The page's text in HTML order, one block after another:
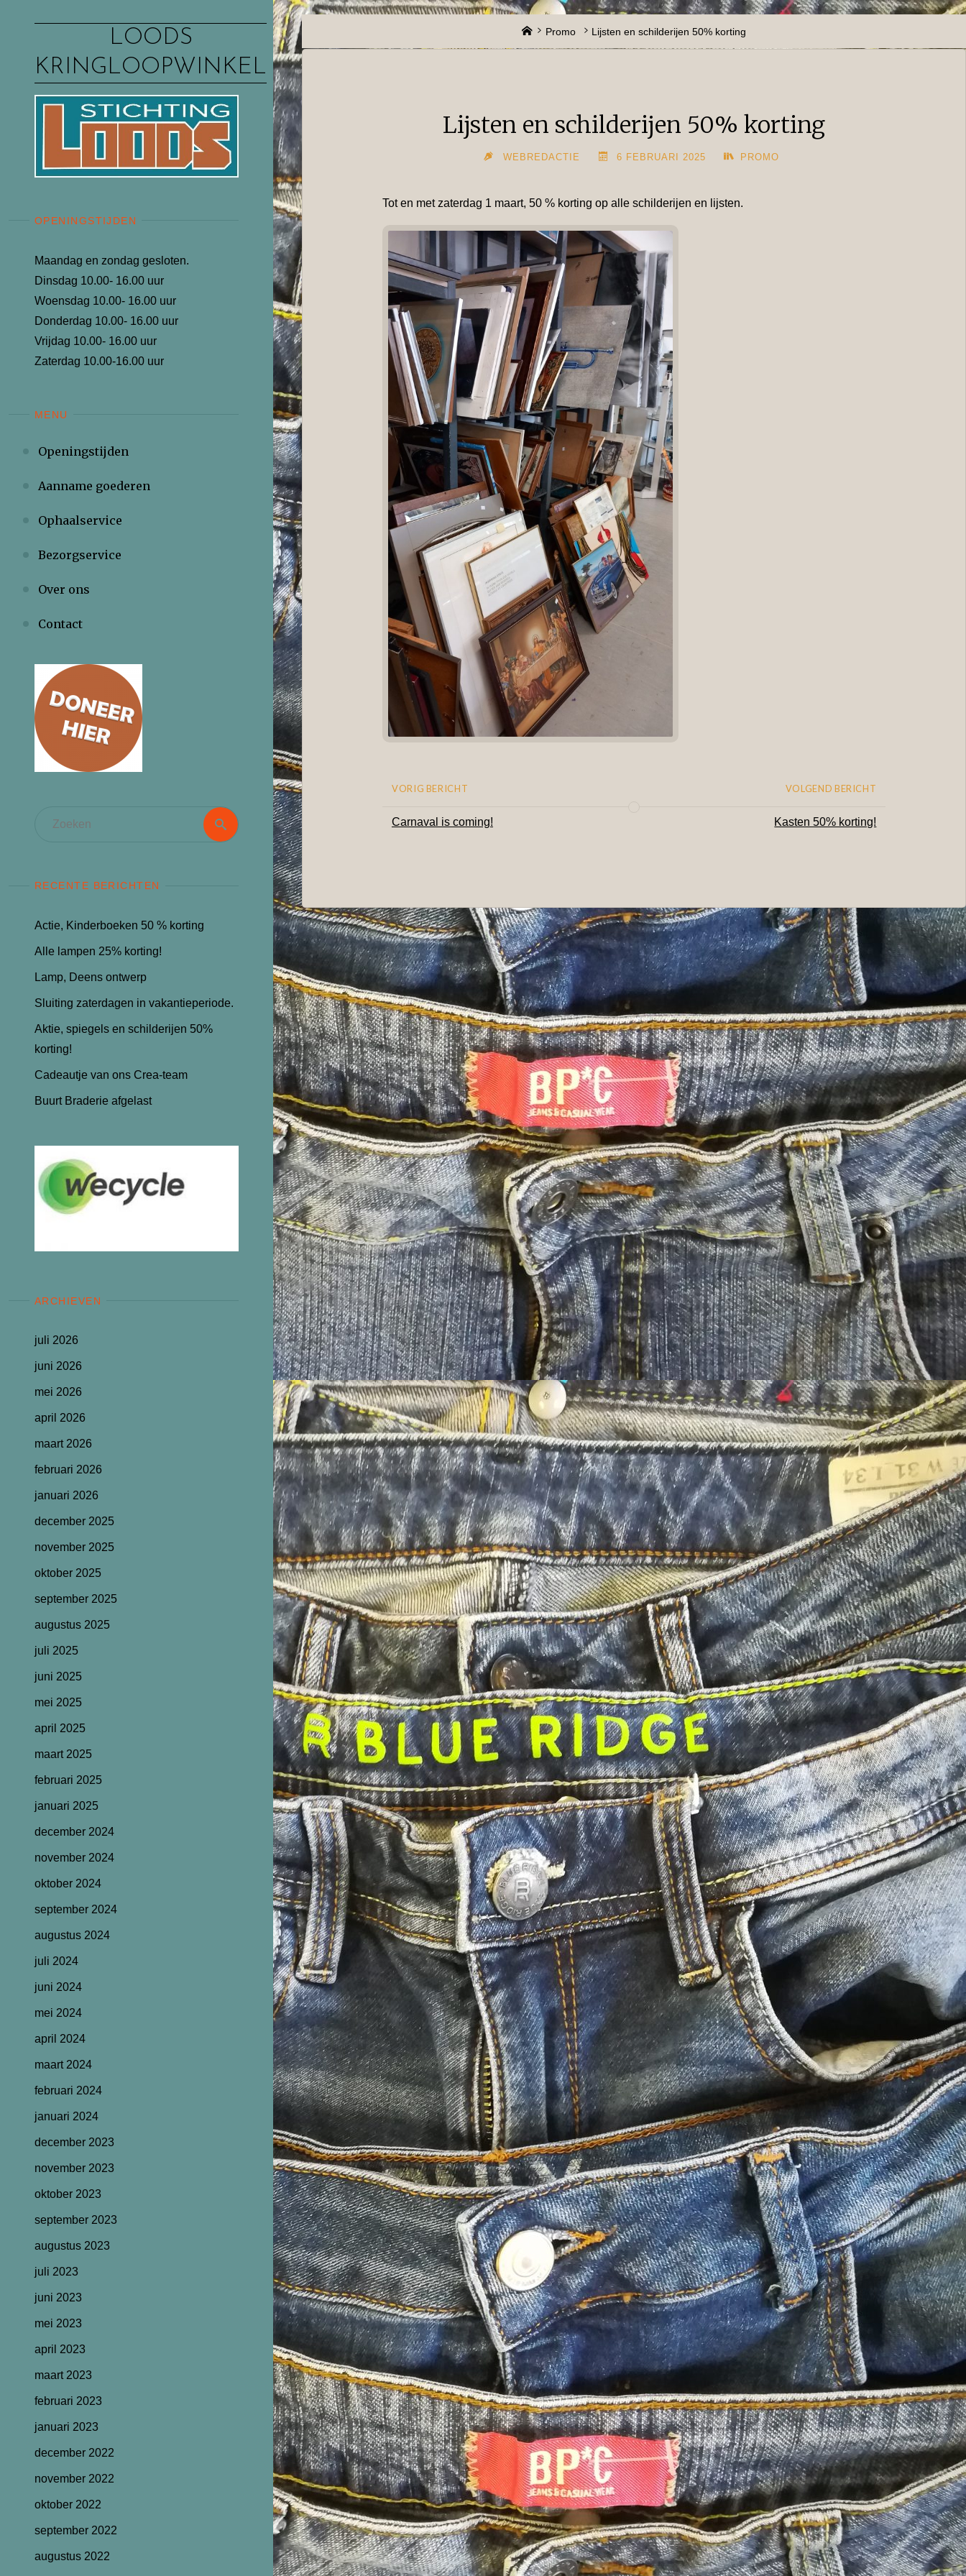
LOODS
KRINGLOOPWINKEL
OPENINGSTIJDEN
Maandag en zondag gesloten.
Dinsdag 10.00- 16.00 uur
Woensdag 10.00- 16.00 uur
Donderdag 10.00- 16.00 uur
Vrijdag 10.00- 16.00 uur
Zaterdag 10.00-16.00 uur
MENU
Openingstijden
Aanname goederen
Ophaalservice
Bezorgservice
Over ons
Contact
Zoeken
Zoeken
RECENTE BERICHTEN
Actie, Kinderboeken 50 % korting
Alle lampen 25% korting!
Lamp, Deens ontwerp
Sluiting zaterdagen in vakantieperiode.
Aktie, spiegels en schilderijen 50%
korting!
Cadeautje van ons Crea-team
Buurt Braderie afgelast
ARCHIEVEN
juli 2026
juni 2026
mei 2026
april 2026
maart 2026
februari 2026
januari 2026
december 2025
november 2025
oktober 2025
september 2025
augustus 2025
juli 2025
juni 2025
mei 2025
april 2025
maart 2025
februari 2025
januari 2025
december 2024
november 2024
oktober 2024
september 2024
augustus 2024
juli 2024
juni 2024
mei 2024
april 2024
maart 2024
februari 2024
januari 2024
december 2023
november 2023
oktober 2023
september 2023
augustus 2023
juli 2023
juni 2023
mei 2023
april 2023
maart 2023
februari 2023
januari 2023
december 2022
november 2022
oktober 2022
september 2022
augustus 2022
HomePromo Lijsten en schilderijen 50% korting
Lijsten en schilderijen 50% korting
WEBREDACTIE 6 FEBRUARI 2025 PROMO
Tot en met zaterdag 1 maart, 50 % korting op alle schilderijen en lijsten.
VORIG BERICHT
Carnaval is coming!
VOLGEND BERICHT
Kasten 50% korting!